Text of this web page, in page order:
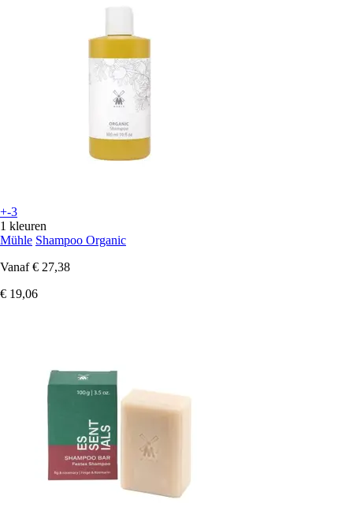
+-3
1 kleuren
Mühle Shampoo Organic
Vanaf € 27,38
€ 19,06